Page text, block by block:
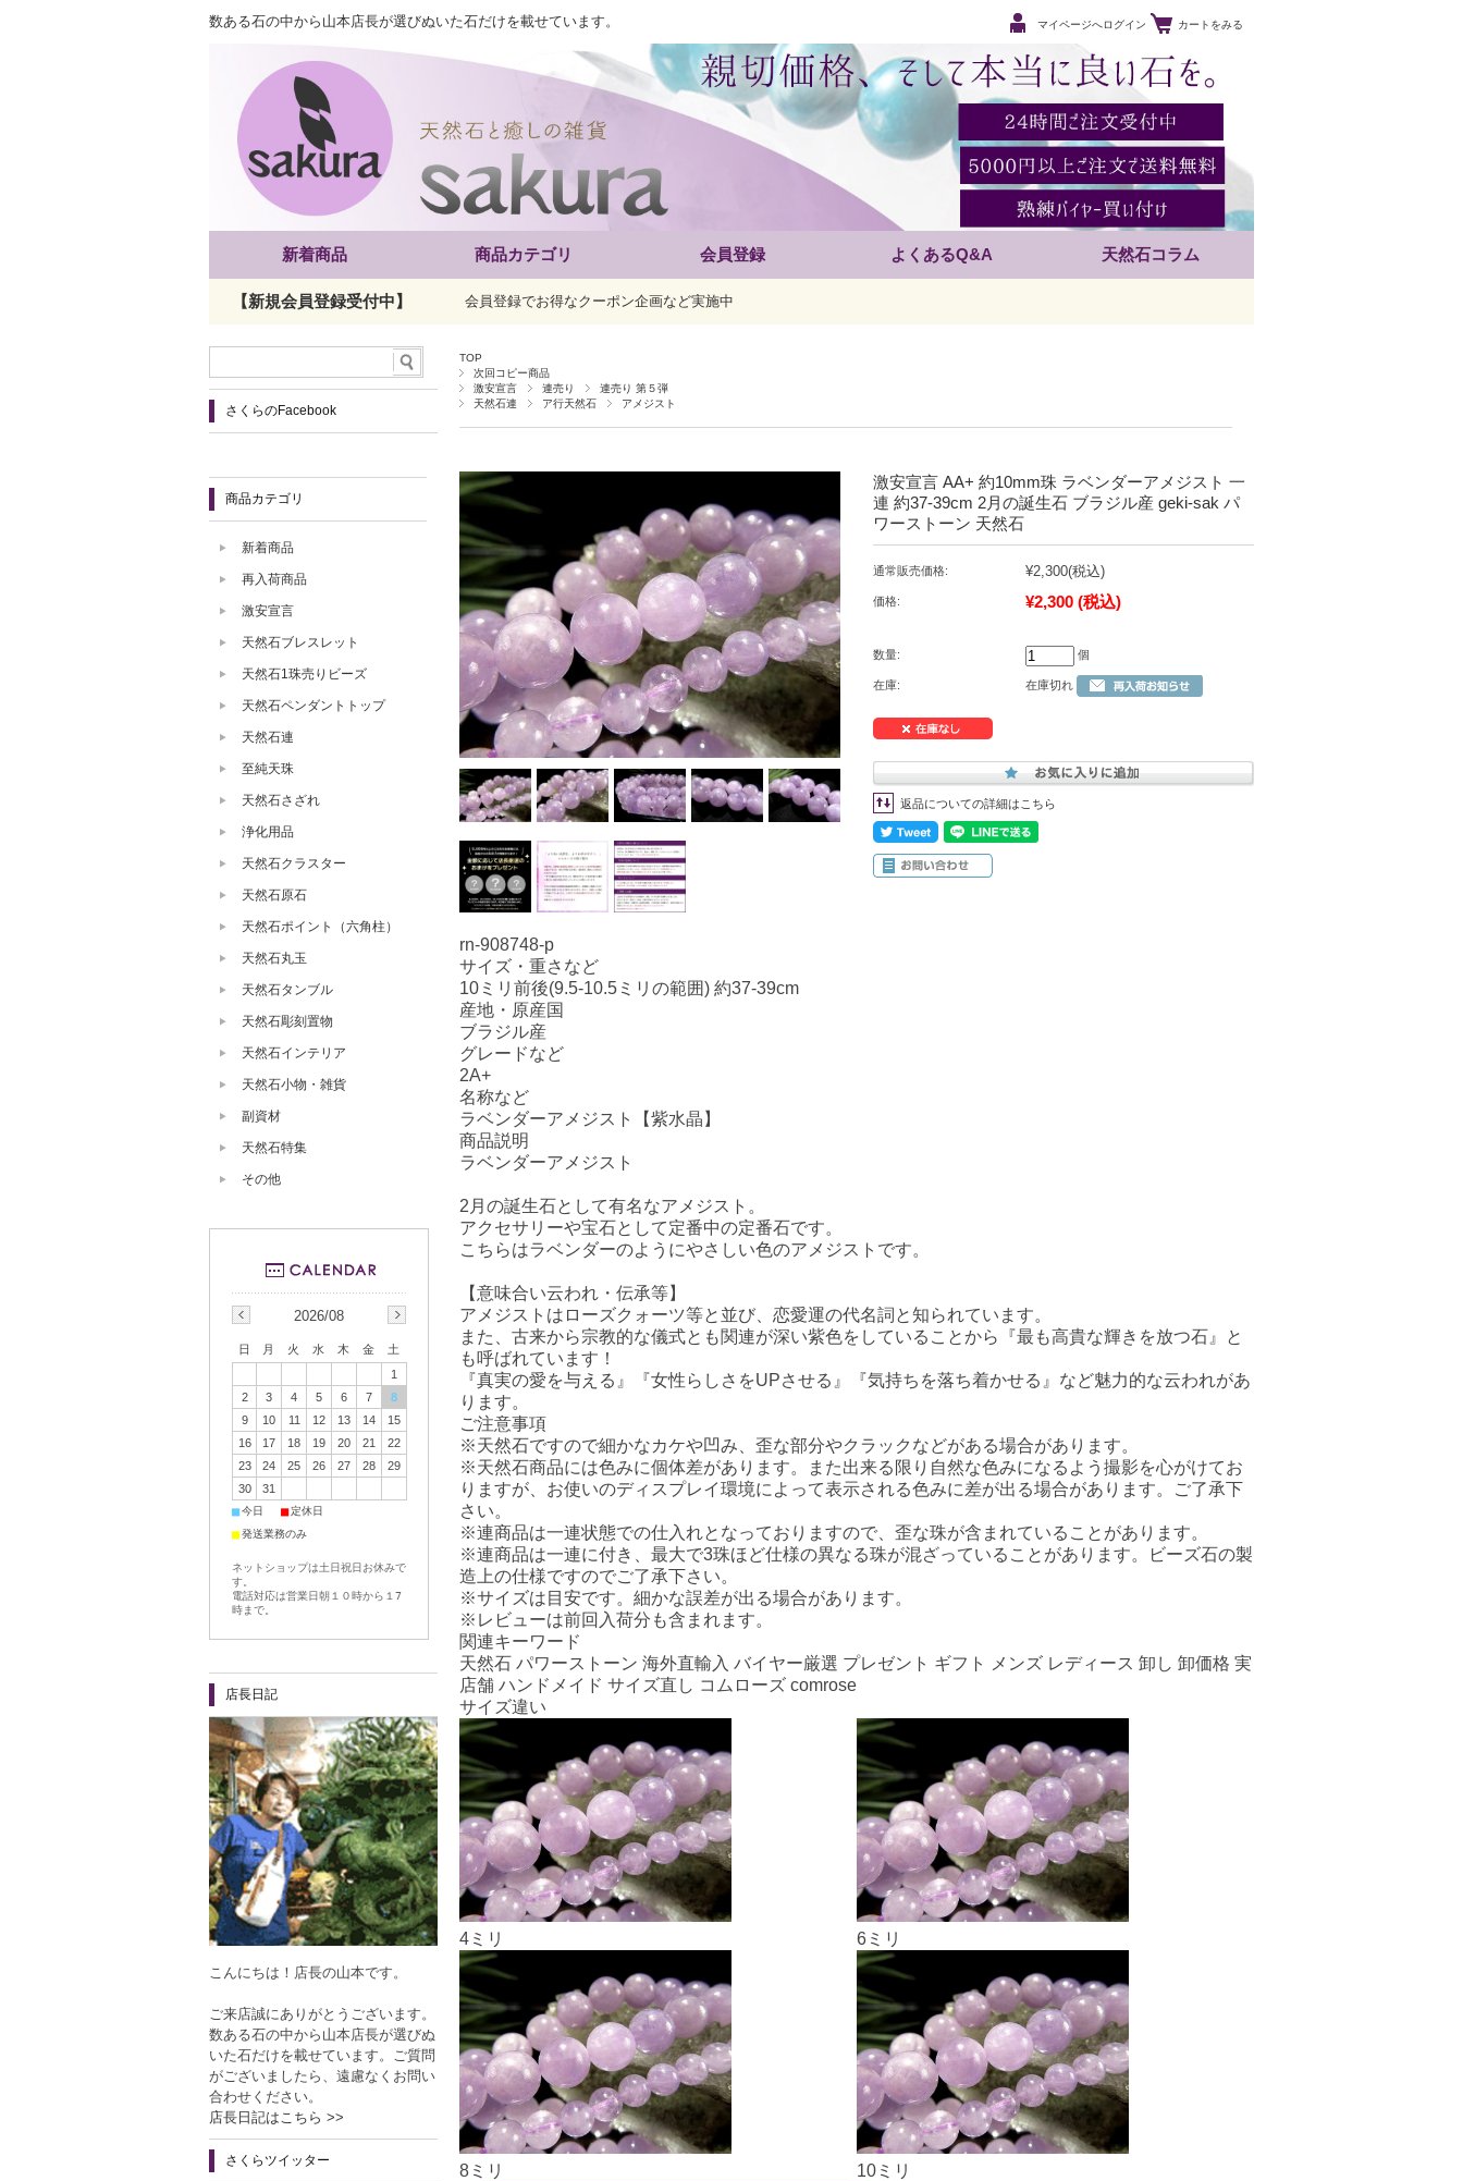
数ある石の中から山本店長が選びぬいた石だけを載せています。 マイページへログイン カートをみる
新着商品 商品カテゴリ 会員登録 よくあるQ&A 天然石コラム
【新規会員登録受付中】 会員登録でお得なクーポン企画など実施中
TOP
次回コピー商品
激安宣言
連売り
連売り 第５弾
天然石連
ア行天然石 アメジスト
激安宣言 AA+ 約10mm珠 ラベンダーアメジスト 一
連 約37-39cm 2月の誕生石 ブラジル産 geki-sak パ
ワーストーン 天然石
通常販売価格: ¥2,300(税込)
価格: ¥2,300 (税込)
数量: 個
在庫: 在庫切れ
返品についての詳細はこちら
rn-908748-p
サイズ・重さなど
10ミリ前後(9.5-10.5ミリの範囲) 約37-39cm
産地・原産国
ブラジル産
グレードなど
2A+
名称など
ラベンダーアメジスト【紫水晶】
商品説明
ラベンダーアメジスト
2月の誕生石として有名なアメジスト。
アクセサリーや宝石として定番中の定番石です。
こちらはラベンダーのようにやさしい色のアメジストです。
【意味合い云われ・伝承等】
アメジストはローズクォーツ等と並び、恋愛運の代名詞と知られています。
また、古来から宗教的な儀式とも関連が深い紫色をしていることから『最も高貴な輝きを放つ石』と
も呼ばれています！
『真実の愛を与える』『女性らしさをUPさせる』『気持ちを落ち着かせる』など魅力的な云われがあ
ります。
ご注意事項
※天然石ですので細かなカケや凹み、歪な部分やクラックなどがある場合があります。
※天然石商品には色みに個体差があります。また出来る限り自然な色みになるよう撮影を心がけてお
りますが、お使いのディスプレイ環境によって表示される色みに差が出る場合があります。ご了承下
さい。
※連商品は一連状態での仕入れとなっておりますので、歪な珠が含まれていることがあります。
※連商品は一連に付き、最大で3珠ほど仕様の異なる珠が混ざっていることがあります。ビーズ石の製
造上の仕様ですのでご了承下さい。
※サイズは目安です。細かな誤差が出る場合があります。
※レビューは前回入荷分も含まれます。
関連キーワード
天然石 パワーストーン 海外直輸入 バイヤー厳選 プレゼント ギフト メンズ レディース 卸し 卸価格 実
店舗 ハンドメイド サイズ直し コムローズ comrose
サイズ違い
4ミリ 6ミリ
8ミリ 10ミリ
さくらのFacebook
商品カテゴリ
新着商品
再入荷商品
激安宣言
天然石ブレスレット
天然石1珠売りビーズ
天然石ペンダントトップ
天然石連
至純天珠
天然石さざれ
浄化用品
天然石クラスター
天然石原石
天然石ポイント（六角柱）
天然石丸玉
天然石タンブル
天然石彫刻置物
天然石インテリア
天然石小物・雑貨
副資材
天然石特集
その他
2026/08
日 月 火 水 木 金
土
1
2
3 4 5 6 7
8
9
10 11 12 13 14
15
16
17 18 19 20 21
22
23
24 25 26 27 28
29
30
31
■今日 ■定休日
■発送業務のみ
ネットショップは土日祝日お休みで
す。
電話対応は営業日朝１０時から１7
時まで。
店長日記
こんにちは！店長の山本です。
ご来店誠にありがとうございます。
数ある石の中から山本店長が選びぬ
いた石だけを載せています。ご質問
がございましたら、遠慮なくお問い
合わせください。
店長日記はこちら >>
さくらツイッター